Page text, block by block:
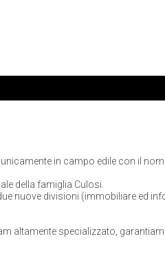
in campo edile con il
della famiglia Culosi.
nuove divisioni (immobiliare ed
altamente specializzato,